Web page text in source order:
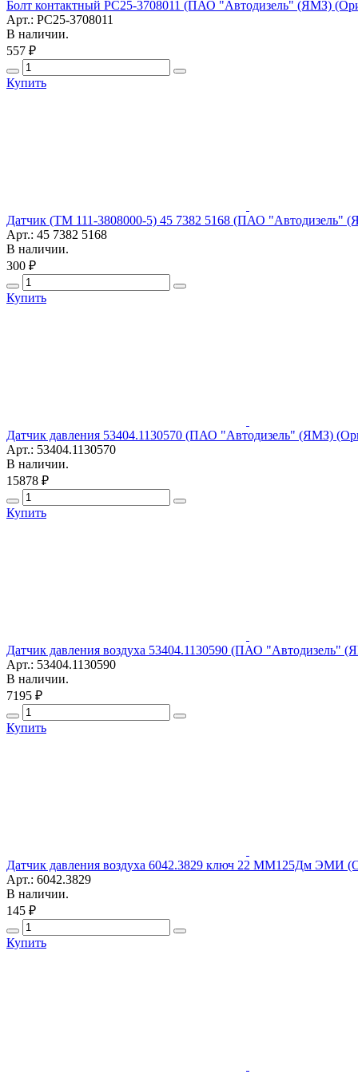
Болт контактный РС25-3708011 (ПАО "Автодизель" (ЯМЗ)
Арт.: РС25-3708011
В наличии.
557 ₽
Купить
Датчик (ТМ 111-3808000-5) 45 7382 5168 (ПАО "Автодизель"
Арт.: 45 7382 5168
В наличии.
300 ₽
Купить
Датчик давления 53404.1130570 (ПАО "Автодизель" (ЯМЗ)
Арт.: 53404.1130570
В наличии.
15878 ₽
Купить
Датчик давления воздуха 53404.1130590 (ПАО "Автодизель"
Арт.: 53404.1130590
В наличии.
7195 ₽
Купить
Датчик давления воздуха 6042.3829 ключ 22 ММ125Дм ЭМИ
Арт.: 6042.3829
В наличии.
145 ₽
Купить